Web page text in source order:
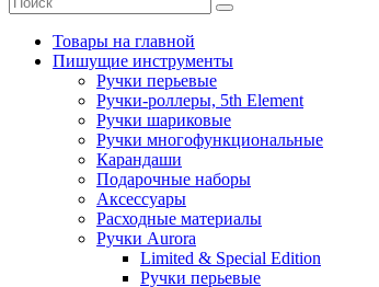
Товары на главной
Пишущие инструменты
Ручки перьевые
Ручки-роллеры, 5th Element
Ручки шариковые
Ручки многофункциональные
Карандаши
Подарочные наборы
Аксессуары
Расходные материалы
Ручки Aurora
Limited & Special Edition
Ручки перьевые